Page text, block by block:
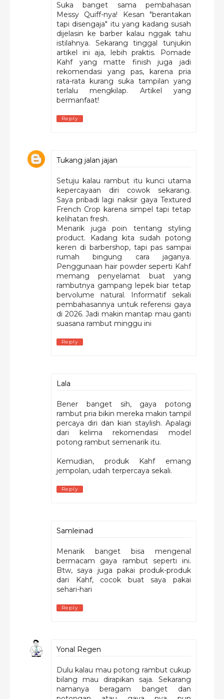
Suka banget sama pembahasan
Messy Quiff-nya! Kesan "berantakan
tapi disengaja" itu yang kadang susah
dijelasin ke barber kalau nggak tahu
istilahnya. Sekarang tinggal tunjukin
artikel ini aja, lebih praktis. Pomade
Kahf yang matte finish juga jadi
rekomendasi yang pas, karena pria
rata-rata kurang suka tampilan yang
terlalu mengkilap. Artikel yang
bermanfaat!
Reply
Tukang jalan jajan
Setuju kalau rambut itu kunci utama
kepercayaan diri cowok sekarang.
Saya pribadi lagi naksir gaya Textured
French Crop karena simpel tapi tetap
kelihatan fresh.
Menarik juga poin tentang styling
product. Kadang kita sudah potong
keren di barbershop, tapi pas sampai
rumah bingung cara jaganya.
Penggunaan hair powder seperti Kahf
memang penyelamat buat yang
rambutnya gampang lepek biar tetap
bervolume natural. Informatif sekali
pembahasannya untuk referensi gaya
di 2026. Jadi makin mantap mau ganti
suasana rambut minggu ini
Reply
Lala
Bener banget sih, gaya potong
rambut pria bikin mereka makin tampil
percaya diri dan kian staylish. Apalagi
dari kelima rekomendasi model
potong rambut semenarik itu.
Kemudian, produk Kahf emang
jempolan, udah terpercaya sekali.
Reply
Samleinad
Menarik banget bisa mengenal
bermacam gaya rambut seperti ini.
Btw, saya juga pakai produk-produk
dari Kahf, cocok buat saya pakai
sehari-hari
Reply
Yonal Regen
Dulu kalau mau potong rambut cukup
bilang mau dirapikan saja. Sekarang
namanya beragam banget dan